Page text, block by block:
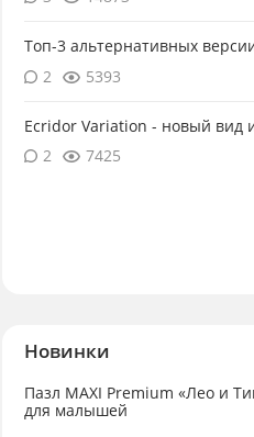
Топ-3 альтернативных
2
5393
Ecridor Variation - новый вид
2
7425
Новинки
Пазл MAXI Premium «Лео и
для малышей